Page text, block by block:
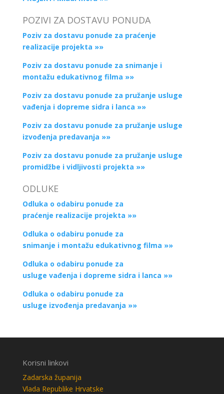
POZIVI ZA DOSTAVU PONUDA
Poziv za dostavu ponude za praćenje
realizacije projekta »»
Poziv za dostavu ponude za snimanje i
montažu edukativnog filma »»
Poziv za dostavu ponude za pružanje usluge
vađenja i dopreme sidra i lanca »»
Poziv za dostavu ponude za pružanje usluge
izvođenja predavanja »»
Poziv za dostavu ponude za pružanje usluge
promidžbe i vidljivosti projekta »»
ODLUKE
Odluka o odabiru ponude za
praćenje realizacije projekta »»
Odluka o odabiru ponude za
snimanje i montažu edukativnog filma »»
Odluka o odabiru ponude za
usluge vađenja i dopreme sidra i lanca »»
Odluka o odabiru ponude za
usluge izvođenja predavanja »»
Korisni linkovi
Zadarska županija
Vlada Republike Hrvatske